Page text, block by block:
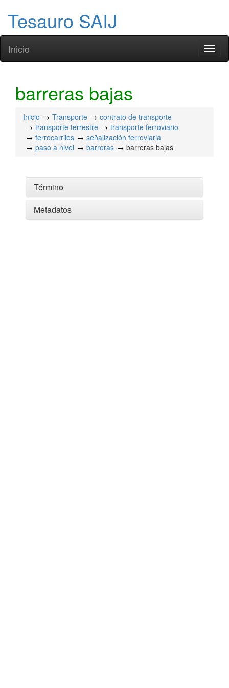
Tesauro SAIJ
Inicio
barreras bajas
Inicio Transporte
contrato de transporte
transporte terrestre
transporte ferroviario
ferrocarriles
señalización ferroviaria
paso a nivel
barreras barreras bajas
Término
Metadatos